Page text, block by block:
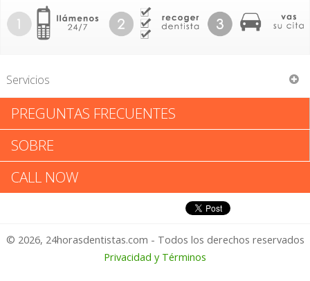
Servicios
D Scott Fooshee
D Scott Fooshee: Califica tu
Experiencia
1 – No Feliz
PREGUNTAS FRECUENTES
SOBRE
CALL NOW
© 2026, 24horasdentistas.com - Todos los derechos reservados
Privacidad y Términos